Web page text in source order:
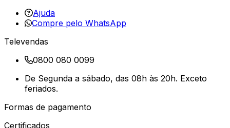
Ajuda
Compre pelo WhatsApp
Televendas
0800 080 0099
De Segunda a sábado, das 08h às 20h. Exceto
feriados.
Formas de pagamento
Certificados